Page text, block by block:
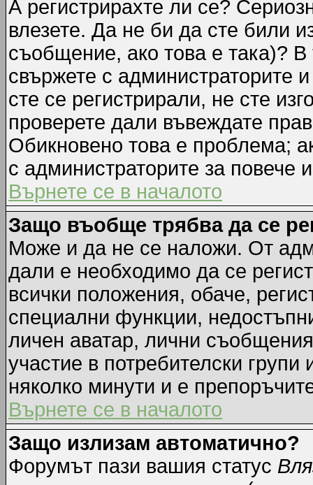
А регистрирахте ли се?
влезете. Да не би да сте били
съобщение, ако това е така)?
свържете с администраторите
сте се регистрирали, не сте
проверете дали въвеждате
Обикновено това е проблема;
с администраторите за повече
Върнете се в началото
Защо въобще трябва да се
Може и да не се наложи. От
дали е необходимо да се
всички положения, обаче,
специални функции,
личен аватар, лични
участие в потребителски
няколко минути и е
Върнете се в началото
Защо излизам автоматично?
Форумът пази вашия статус